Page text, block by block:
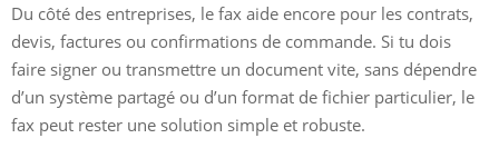
Du côté des entreprises, le fax aide encore pour les contrats,
devis, factures ou confirmations de commande. Si tu dois
faire signer ou transmettre un document vite, sans dépendre
d’un système partagé ou d’un format de fichier particulier, le
fax peut rester une solution simple et robuste.